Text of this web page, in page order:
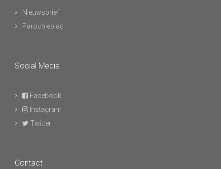
Nieuwsbrief
Parochieblad
Social Media
Facebook
Instagram
Twitter
Contact